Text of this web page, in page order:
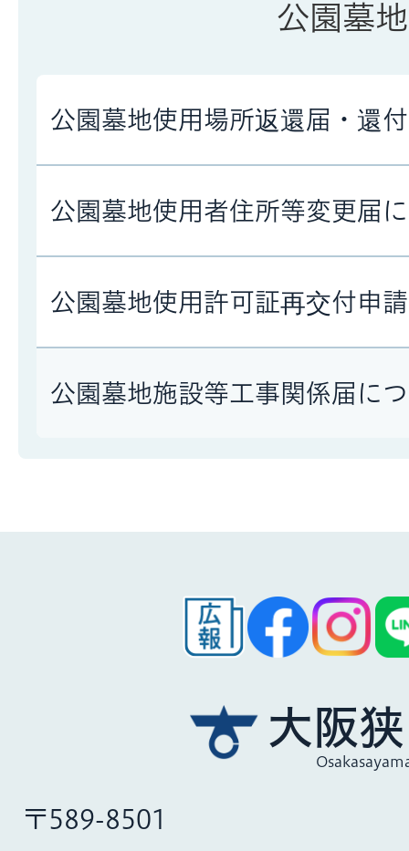
公園墓地
公園墓地使用場所返還届・還
公園墓地使用者住所等変更届
公園墓地使用許可証再交付申
公園墓地施設等工事関係届に
大阪
〒589-8501